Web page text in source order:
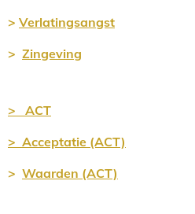
> Verlatingsangst
> Zingeving
> ACT
> Acceptatie (ACT)
> Waarden (ACT)